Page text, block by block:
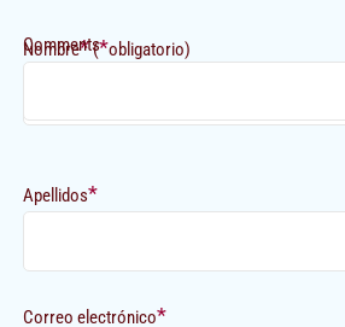
Comments
Nombre*(*obligatorio)
Apellidos*
Correo electrónico*